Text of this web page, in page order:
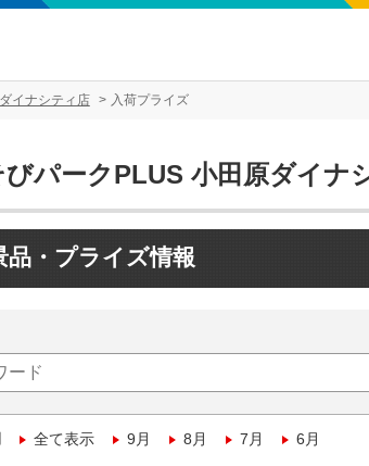
イナシティ店 入荷プライズ
パークPLUS 小田原ダイナ
品・プライズ情報
全て表示 9月 8月 7月 6月